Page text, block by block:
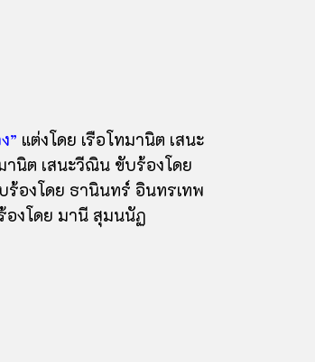
” แต่งโดย เรือโทมานิต เสนะ
านิต เสนะวีณิน ขับร้องโดย
ร้องโดย ธานินทร์ อินทรเทพ
องโดย มานี สุมนนัฏ